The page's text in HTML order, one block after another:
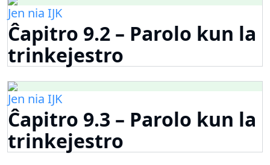
Jen nia IJK
Ĉapitro 9.2 – Parolo kun la
trinkejestro
Jen nia IJK
Ĉapitro 9.3 – Parolo kun la
trinkejestro